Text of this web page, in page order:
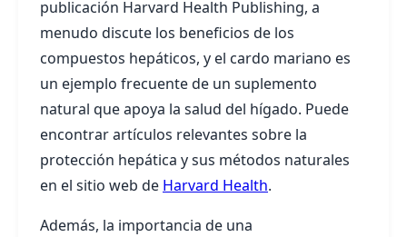
publicación Harvard Health Publishing, a
menudo discute los beneficios de los
compuestos hepáticos, y el cardo mariano es
un ejemplo frecuente de un suplemento
natural que apoya la salud del hígado. Puede
encontrar artículos relevantes sobre la
protección hepática y sus métodos naturales
en el sitio web de Harvard Health.
Además, la importancia de una